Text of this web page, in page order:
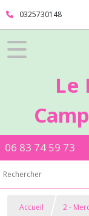
0325730148
Le
06 83 74 59 73
Accueil 2 -